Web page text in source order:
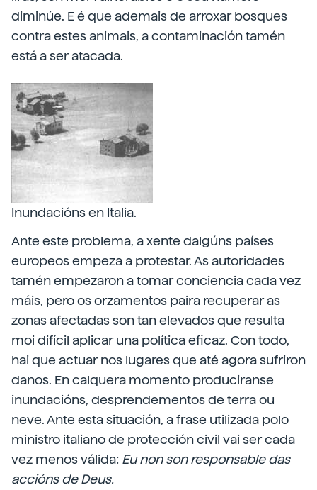
diminúe. E é que ademais de arroxar bosques
contra estes animais, a contaminación tamén
está a ser atacada.
Inundacións en Italia.
Ante este problema, a xente dalgúns países
europeos empeza a protestar. As autoridades
tamén empezaron a tomar conciencia cada vez
máis, pero os orzamentos paira recuperar as
zonas afectadas son tan elevados que resulta
moi difícil aplicar una política eficaz. Con todo,
hai que actuar nos lugares que até agora sufriron
danos. En calquera momento produciranse
inundacións, desprendementos de terra ou
neve. Ante esta situación, a frase utilizada polo
ministro italiano de protección civil vai ser cada
vez menos válida: Eu non son responsable das
accións de Deus.